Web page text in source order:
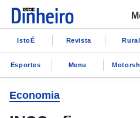
IstoÉ Revista Rural
Esportes Menu
Economia